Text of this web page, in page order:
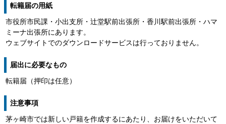
転籍届の用紙
市役所市民課・小出支所・辻堂駅前出張所・香川駅前出張所・ハマ
ミーナ出張所にあります。
ウェブサイトでのダウンロードサービスは行っておりません。
届出に必要なもの
転籍届（押印は任意）
注意事項
茅ヶ崎市では新しい戸籍を作成するにあたり、お届けをいただいて